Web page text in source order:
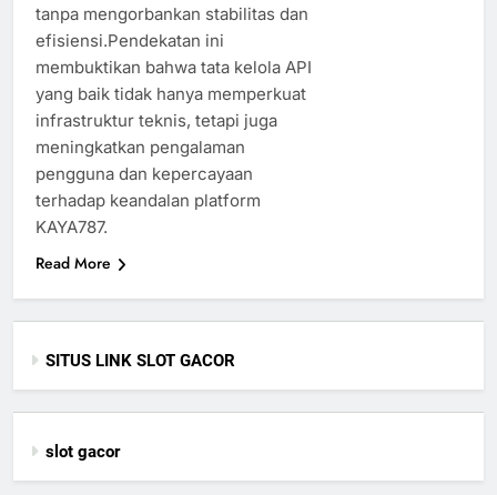
tanpa mengorbankan stabilitas dan
efisiensi.Pendekatan ini
membuktikan bahwa tata kelola API
yang baik tidak hanya memperkuat
infrastruktur teknis, tetapi juga
meningkatkan pengalaman
pengguna dan kepercayaan
terhadap keandalan platform
KAYA787.
Read More
SITUS LINK SLOT GACOR
slot gacor